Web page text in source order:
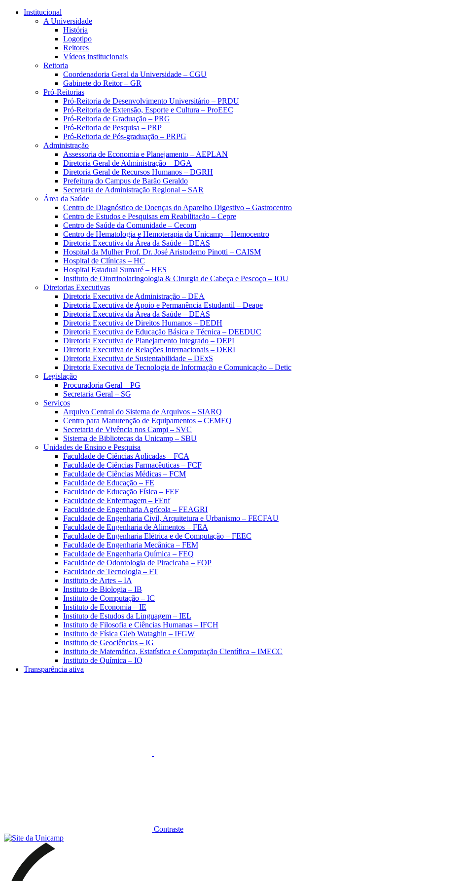
Conteúdo principal
Institucional
A Universidade
História
Logotipo
Reitores
Vídeos institucionais
Reitoria
Coordenadoria Geral da Universidade – CGU
Gabinete do Reitor – GR
Pró-Reitorias
Pró-Reitoria de Desenvolvimento Universitário – PRDU
Pró-Reitoria de Extensão, Esporte e Cultura – ProEEC
Pró-Reitoria de Graduação – PRG
Pró-Reitoria de Pesquisa – PRP
Pró-Reitoria de Pós-graduação – PRPG
Administração
Assessoria de Economia e Planejamento – AEPLAN
Diretoria Geral de Administração – DGA
Diretoria Geral de Recursos Humanos – DGRH
Prefeitura do Campus de Barão Geraldo
Secretaria de Administração Regional – SAR
Área da Saúde
Centro de Diagnóstico de Doenças do Aparelho Digestivo – Gastrocentro
Centro de Estudos e Pesquisas em Reabilitação – Cepre
Centro de Saúde da Comunidade – Cecom
Centro de Hematologia e Hemoterapia da Unicamp – Hemocentro
Diretoria Executiva da Área da Saúde – DEAS
Hospital da Mulher Prof. Dr. José Aristodemo Pinotti – CAISM
Hospital de Clínicas – HC
Hospital Estadual Sumaré – HES
Instituto de Otorrinolaringologia & Cirurgia de Cabeça e Pescoço – IOU
Diretorias Executivas
Diretoria Executiva de Administração – DEA
Diretoria Executiva de Apoio e Permanência Estudantil – Deape
Diretoria Executiva da Área da Saúde – DEAS
Diretoria Executiva de Direitos Humanos – DEDH
Diretoria Executiva de Educação Básica e Técnica – DEEDUC
Diretoria Executiva de Planejamento Integrado – DEPI
Diretoria Executiva de Relações Internacionais – DERI
Diretoria Executiva de Sustentabilidade – DExS
Diretoria Executiva de Tecnologia de Informação e Comunicação – Detic
Legislação
Procuradoria Geral – PG
Secretaria Geral – SG
Serviços
Arquivo Central do Sistema de Arquivos – SIARQ
Centro para Manutenção de Equipamentos – CEMEQ
Secretaria de Vivência nos Campi – SVC
Sistema de Bibliotecas da Unicamp – SBU
Unidades de Ensino e Pesquisa
Faculdade de Ciências Aplicadas – FCA
Faculdade de Ciências Farmacêuticas – FCF
Faculdade de Ciências Médicas – FCM
Faculdade de Educação – FE
Faculdade de Educação Física – FEF
Faculdade de Enfermagem – FEnf
Faculdade de Engenharia Agrícola – FEAGRI
Faculdade de Engenharia Civil, Arquitetura e Urbanismo – FECFAU
Faculdade de Engenharia de Alimentos – FEA
Faculdade de Engenharia Elétrica e de Computação – FEEC
Faculdade de Engenharia Mecânica – FEM
Faculdade de Engenharia Química – FEQ
Faculdade de Odontologia de Piracicaba – FOP
Faculdade de Tecnologia – FT
Instituto de Artes – IA
Instituto de Biologia – IB
Instituto de Computação – IC
Instituto de Economia – IE
Instituto de Estudos da Linguagem – IEL
Instituto de Filosofia e Ciências Humanas – IFCH
Instituto de Física Gleb Wataghin – IFGW
Instituto de Geociências – IG
Instituto de Matemática, Estatística e Computação Científica – IMECC
Instituto de Química – IQ
Transparência ativa
Contraste